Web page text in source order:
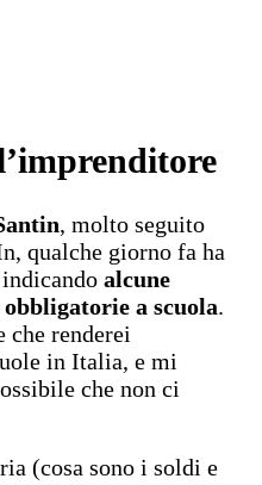
, molto seguito
qualche giorno fa ha
alcune
a scuola.
che renderei
in Italia, e mi
che non ci
(cosa sono i soldi e